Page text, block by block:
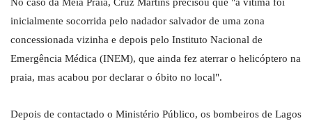
No caso da Meia Praia, Cruz Martins precisou que "a vítima foi
inicialmente socorrida pelo nadador salvador de uma zona
concessionada vizinha e depois pelo Instituto Nacional de
Emergência Médica (INEM), que ainda fez aterrar o helicóptero na
praia, mas acabou por declarar o óbito no local".
Depois de contactado o Ministério Público, os bombeiros de Lagos